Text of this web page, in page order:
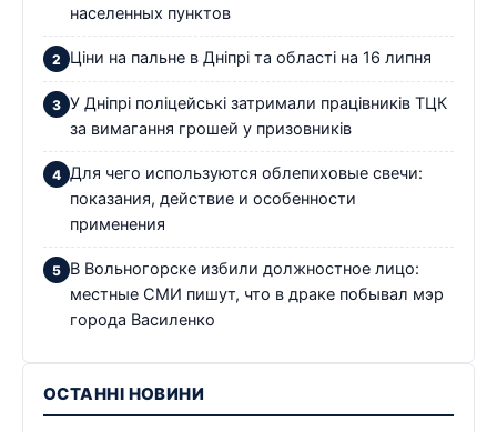
населенных пунктов
Ціни на пальне в Дніпрі та області на 16 липня
У Дніпрі поліцейські затримали працівників ТЦК
за вимагання грошей у призовників
Для чего используются облепиховые свечи:
показания, действие и особенности
применения
В Вольногорске избили должностное лицо:
местные СМИ пишут, что в драке побывал мэр
города Василенко
ОСТАННІ НОВИНИ